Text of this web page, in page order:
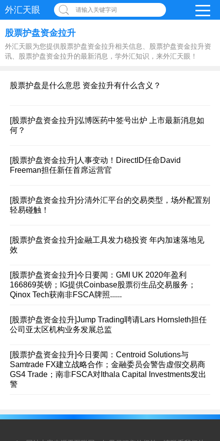
外汇天眼 请输入关键字词
股票护盘资金拉升
外汇天眼为您提供股票护盘资金拉升相关信息、股票护盘资金拉升资
讯、股票护盘资金拉升的最新消息，学外汇知识，来外汇天眼！
股票护盘是什么意思 资金拉升有什么含义？
[股票护盘资金拉升]泓博医药中签号出炉 上市最新消息如
何？
[股票护盘资金拉升] 人事变动！DirectID任命David
Freeman担任新任首席运营官
[股票护盘资金拉升]分清外汇平台的交易类型，场外配置别
轻易碰触！
[股票护盘资金拉升]金融工具发力稳投资 年内加速落地见
效
[股票护盘资金拉升]今日要闻：GMI UK 2020年盈利
166869英镑；IG提供Coinbase股票衍生品交易服务；
Qinox Tech获南非FSCA牌照......
[股票护盘资金拉升]Jump Trading聘请Lars Hornsleth担任
公司亚太区机构业务发展总监
[股票护盘资金拉升]今日要闻：Centroid Solutions与
Samtrade FX建立战略合作；金融委员会警告虚假交易商
GS4 Trade；南非FSCA对Ithala Capital Investments发出
警